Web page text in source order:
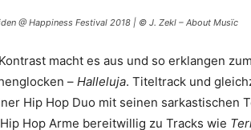
@ Happiness Festival 2018 | © J. Zekl – About Musïc
macht es aus und so erklangen
– Halleluja. Titeltrack und
Hip Hop Duo mit seinen sarkastischen
Hop Arme bereitwillig zu Tracks wie